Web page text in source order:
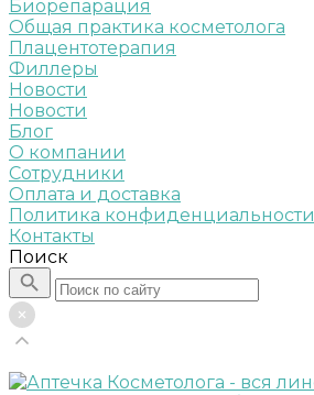
Биорепарация
Общая практика косметолога
Плацентотерапия
Филлеры
Новости
Новости
Блог
О компании
Сотрудники
Оплата и доставка
Политика конфиденциальности
Контакты
Поиск